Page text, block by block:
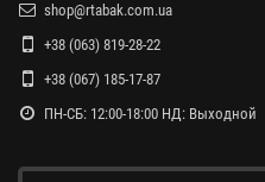
shop@rtabak.com.ua
+38 (063) 819-28-22
+38 (067) 185-17-87
ПН-СБ: 12:00-18:00 НД: Выходной